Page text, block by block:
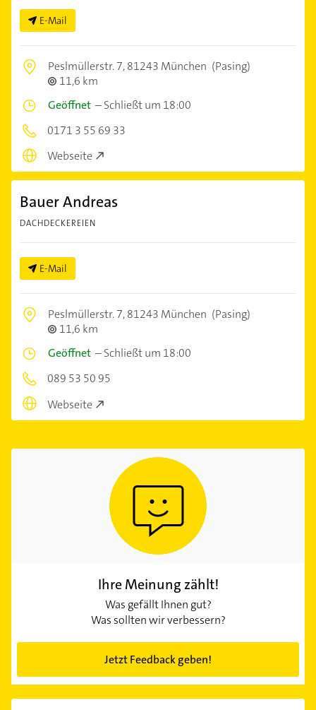
E-Mail
Peslmüllerstr. 7,81243 München (Pasing)
11,6 km
Geöffnet –Schließt um 18:00
0171 3 55 69 33
Webseite
Bauer Andreas
DACHDECKEREIEN
E-Mail
Peslmüllerstr. 7,81243 München (Pasing)
11,6 km
Geöffnet –Schließt um 18:00
089 53 50 95
Webseite
Ihre Meinung zählt!
Was gefällt Ihnen gut?
Was sollten wir verbessern?
Jetzt Feedback geben!